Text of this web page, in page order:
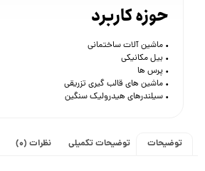
حوزه کاربرد
• ماشین آلات ساختمانی
• بیل مکانیکی
• پرس ها
• ماشین های قالب گیری تزریقی
• سیلندرهای هیدرولیک سنگین
توضیحات توضیحات تکمیلی نظرات (0)